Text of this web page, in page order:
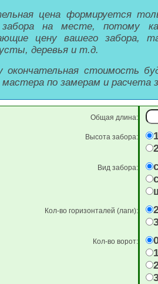
цена формируется
забора на месте, потому
цену вашего забора,
деревья и т.д.
окончательная стоимость
мастера по замерам и расчета
Общая длина:
Высота забора:
Вид забора:
Кол-во горизонталей (лаги):
Кол-во ворот: